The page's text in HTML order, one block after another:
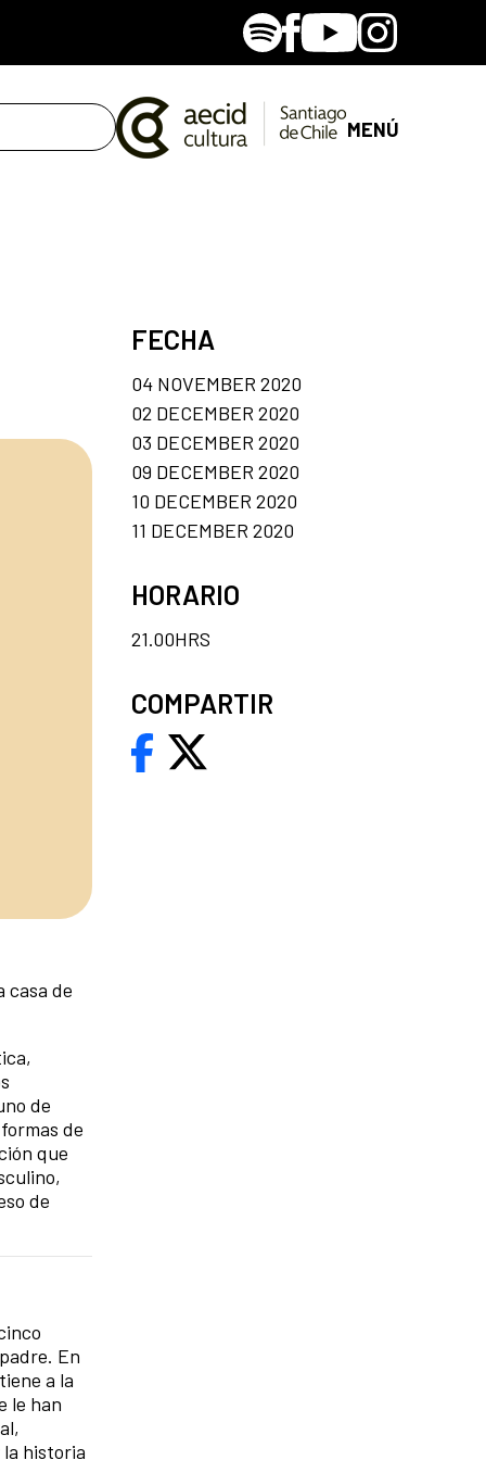
SpotifyFacebook
YoutubeInstagram
MENÚ
casa de
de
de
que
de
En
a la
le han
historia
FECHA
04 NOVEMBER 2020
02 DECEMBER 2020
03 DECEMBER 2020
09 DECEMBER 2020
10 DECEMBER 2020
11 DECEMBER 2020
HORARIO
21.00HRS
COMPARTIR